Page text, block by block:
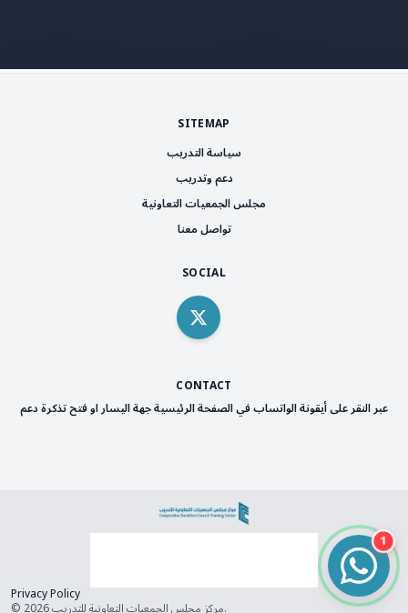
SITEMAP
سياسة التدريب
دعم وتدريب
مجلس الجمعيات التعاونية
تواصل معنا
SOCIAL
CONTACT
عبر النقر على أيقونة الواتساب في الصفحة الرئيسية جهة اليسار او فتح تذكرة دعم
Privacy Policy
1